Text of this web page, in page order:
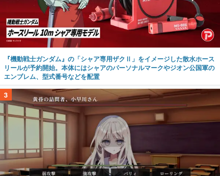
『機動戦士ガンダム』の「シャア専用ザクⅡ」をイメージした散水ホース
リールが予約開始。本体にはシャアのパーソナルマークやジオン公国軍の
エンブレム、型式番号などを配置
3